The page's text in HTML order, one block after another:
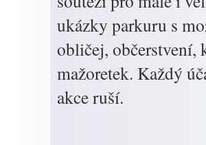
ukázky parkuru s
obličej, občerstvení,
mažoretek. Každý
akce ruší.